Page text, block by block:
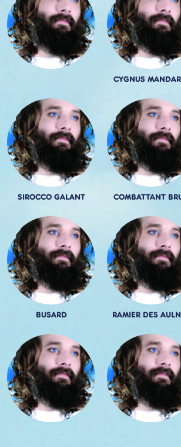
CYGNUS
SIROCCO GALANT COMBATTANT
BUSARD RAMIER DES